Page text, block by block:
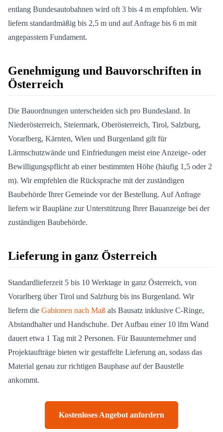
entlang Bundesautobahnen wird oft 3 bis 4 m empfohlen. Wir
liefern standardmäßig bis 2,5 m und auf Anfrage bis 6 m mit
angepasstem Fundament.
Genehmigung und Bauvorschriften in
Österreich
Die Bauordnungen unterscheiden sich pro Bundesland. In
Niederösterreich, Steiermark, Oberösterreich, Tirol, Salzburg,
Vorarlberg, Kärnten, Wien und Burgenland gilt für
Lärmschutzwände und Einfriedungen meist eine Anzeige- oder
Bewilligungspflicht ab einer bestimmten Höhe (häufig 1,5 oder 2
m). Wir empfehlen die Rücksprache mit der zuständigen
Baubehörde Ihrer Gemeinde vor der Bestellung. Auf Anfrage
liefern wir Baupläne zur Unterstützung Ihrer Bauanzeige bei der
zuständigen Baubehörde.
Lieferung in ganz Österreich
Standardlieferzeit 5 bis 10 Werktage in ganz Österreich, von
Vorarlberg über Tirol und Salzburg bis ins Burgenland. Wir
liefern die Gabionen nach Maß als Bausatz inklusive C-Ringe,
Abstandhalter und Handschuhe. Der Aufbau einer 10 lfm Wand
dauert etwa 1 Tag mit 2 Personen. Für Bauunternehmer und
Projektaufträge bieten wir gestaffelte Lieferung an, sodass das
Material genau zur richtigen Bauphase auf der Baustelle
ankommt.
Kostenloses Angebot anfordern